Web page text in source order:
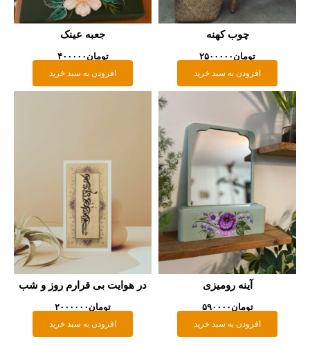
چوب کهنه
تومان۲۵۰۰۰۰۰
افزودن به سبد خرید
جعبه عینک
تومان۴۰۰۰۰۰
افزودن به سبد خرید
آینه رومیزی
تومان۵۹۰۰۰۰
افزودن به سبد خرید
در هوایت بی قرارم روز و شب
تومان۲۰۰۰۰۰۰
افزودن به سبد خرید